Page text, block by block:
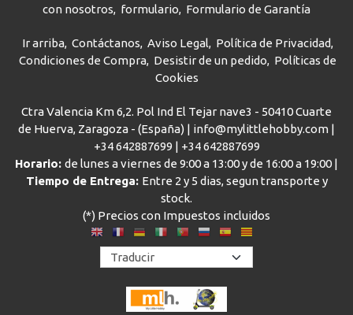
con nosotros
formulario Formulario de Garantía
Ir arriba Contáctanos Aviso Legal
Política de Privacidad
Condiciones de Compra Desistir de un pedido
Políticas de
Cookies
Ctra Valencia Km 6,2. Pol Ind El Tejar nave3 - 50410 Cuarte
de Huerva, Zaragoza - (España) | info@mylittlehobby.com |
+34 642887699 | +34 642887699
Horario: de lunes a viernes de 9:00 a 13:00 y de 16:00 a 19:00 |
Tiempo de Entrega: Entre 2 y 5 dias, segun transporte y
stock.
(*) Precios con Impuestos incluidos